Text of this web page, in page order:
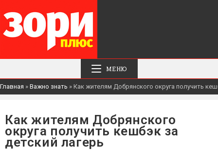
МЕНЮ
Главная » Важно знать » Как жителям Добрянского округа получить
Как жителям Добрянского
округа получить кешбэк за
детский лагерь